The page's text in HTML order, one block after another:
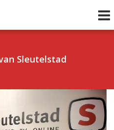
Sleutelstad
van 0 Volgend uur